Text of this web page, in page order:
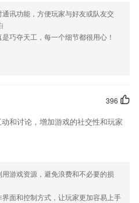
通讯功能，方便玩家与好友或队友交
是巧夺天工，每一个细节都很用心！
396
和讨论，增加游戏的社交性和玩家
用游戏资源，避免浪费和不必要的损
界面和控制方式，让玩家更加容易上手